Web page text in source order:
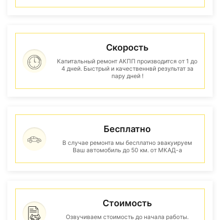
Скорость
Капитальный ремонт АКПП производится от 1 до
4 дней. Быстрый и качественнвй результат за
пару дней !
Бесплатно
В случае ремонта мы бесплатно эвакуируем
Ваш автомобиль до 50 км. от МКАД-а
Стоимость
Озвучиваем стоимость до начала работы.